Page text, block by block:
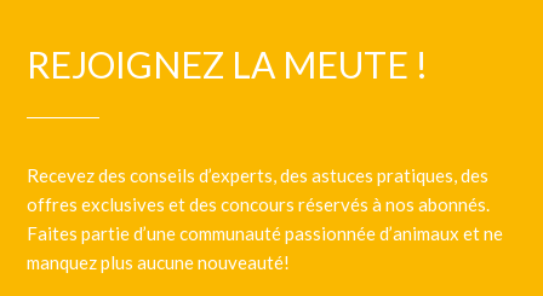
REJOIGNEZ LA MEUTE !
Recevez des conseils d’experts, des astuces pratiques, des
offres exclusives et des concours réservés à nos abonnés.
Faites partie d’une communauté passionnée d’animaux et ne
manquez plus aucune nouveauté!